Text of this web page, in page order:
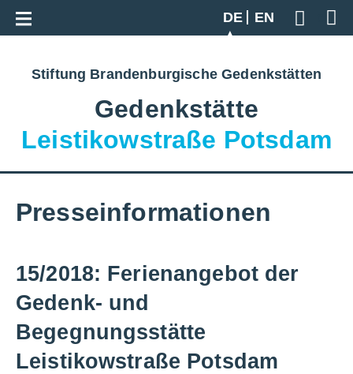
DE
EN
Geben
Zur Gesamtübersicht
Stiftung Brandenburgische Gedenkstätten
Gedenkstätte
Leistikowstraße Potsdam
Presseinformationen
15/2018: Ferienangebot der
Gedenk- und
Begegnungsstätte
Leistikowstraße Potsdam